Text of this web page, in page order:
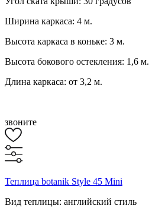
Ширина каркаса: 4 м.
Высота каркаса в коньке: 3 м.
Высота бокового остекления: 1,6 м.
Длина каркаса: от 3,2 м.
звоните
Теплица botanik Style 45 Mini
Вид теплицы: английский стиль